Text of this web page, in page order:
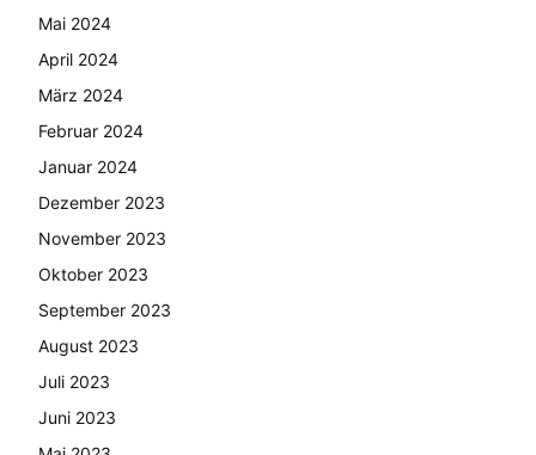
Mai 2024
April 2024
März 2024
Februar 2024
Januar 2024
Dezember 2023
November 2023
Oktober 2023
September 2023
August 2023
Juli 2023
Juni 2023